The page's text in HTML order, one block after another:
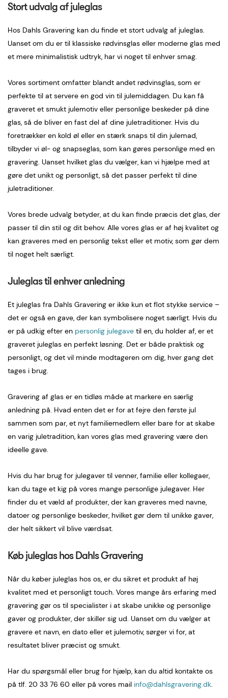
Stort udvalg af juleglas
Hos Dahls Gravering kan du finde et stort udvalg af juleglas.
Uanset om du er til klassiske rødvinsglas eller moderne glas med
et mere minimalistisk udtryk, har vi noget til enhver smag.
Vores sortiment omfatter blandt andet rødvinsglas, som er
perfekte til at servere en god vin til julemiddagen. Du kan få
graveret et smukt julemotiv eller personlige beskeder på dine
glas, så de bliver en fast del af dine juletraditioner. Hvis du
foretrækker en kold øl eller en stærk snaps til din julemad,
tilbyder vi øl- og snapseglas, som kan gøres personlige med en
gravering. Uanset hvilket glas du vælger, kan vi hjælpe med at
gøre det unikt og personligt, så det passer perfekt til dine
juletraditioner.
Vores brede udvalg betyder, at du kan finde præcis det glas, der
passer til din stil og dit behov. Alle vores glas er af høj kvalitet og
kan graveres med en personlig tekst eller et motiv, som gør dem
til noget helt særligt.
Juleglas til enhver anledning
Et juleglas fra Dahls Gravering er ikke kun et flot stykke service –
det er også en gave, der kan symbolisere noget særligt. Hvis du
er på udkig efter en personlig julegave til en, du holder af, er et
graveret juleglas en perfekt løsning. Det er både praktisk og
personligt, og det vil minde modtageren om dig, hver gang det
tages i brug.
Gravering af glas er en tidløs måde at markere en særlig
anledning på. Hvad enten det er for at fejre den første jul
sammen som par, et nyt familiemedlem eller bare for at skabe
en varig juletradition, kan vores glas med gravering være den
ideelle gave.
Hvis du har brug for julegaver til venner, familie eller kollegaer,
kan du tage et kig på vores mange personlige julegaver. Her
finder du et væld af produkter, der kan graveres med navne,
datoer og personlige beskeder, hvilket gør dem til unikke gaver,
der helt sikkert vil blive værdsat.
Køb juleglas hos Dahls Gravering
Når du køber juleglas hos os, er du sikret et produkt af høj
kvalitet med et personligt touch. Vores mange års erfaring med
gravering gør os til specialister i at skabe unikke og personlige
gaver og produkter, der skiller sig ud. Uanset om du vælger at
gravere et navn, en dato eller et julemotiv, sørger vi for, at
resultatet bliver præcist og smukt.
Har du spørgsmål eller brug for hjælp, kan du altid kontakte os
på tlf. 20 33 76 60 eller på vores mail info@dahlsgravering.dk.